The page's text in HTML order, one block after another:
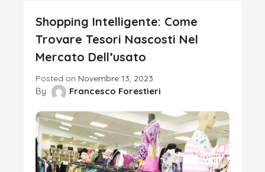
Shopping Intelligente: Come
Trovare Tesori Nascosti Nel
Mercato Dell’usato
Posted on Novembre 13, 2023
By Francesco Forestieri